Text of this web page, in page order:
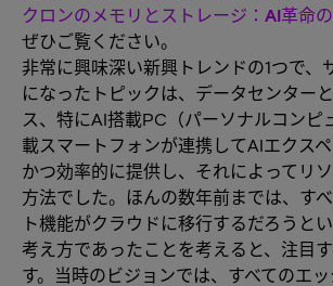
クロンのメモリとストレージ：AI革命の
ぜひご覧ください。
非常に興味深い新興トレンドの1つで、
になったトピックは、データセンター
ス、特にAI搭載PC（パーソナルコンピ
載スマートフォンが連携してAIエクス
かつ効率的に提供し、それによってリ
方法でした。ほんの数年前までは、す
ト機能がクラウドに移行するだろうと
考え方であったことを考えると、注目
す。当時のビジョンでは、すべてのエ